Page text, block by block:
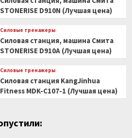
STONERISE D910N (Лучшая цена)
Силовые тренажеры
Силовая станция, машина Смита
STONERISE D910A (Лучшая цена)
Силовые тренажеры
Силовая станция KangJinhua
Fitness MDK-C107-1 (Лучшая цена)